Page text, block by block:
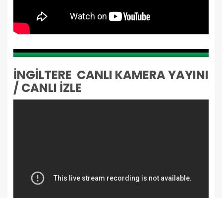
İNGİLTERE CANLI KAMERA YAYINI
/ CANLI İZLE